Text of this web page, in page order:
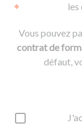
les
Vous pouvez
contrat de
défaut,